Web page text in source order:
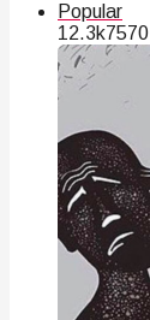
Popular
12.3k7570